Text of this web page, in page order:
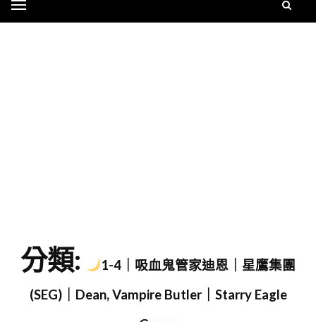
分類:
1-4｜吸血鬼管家迪恩｜星鷹集團
(SEG)｜Dean, Vampire Butler｜Starry Eagle